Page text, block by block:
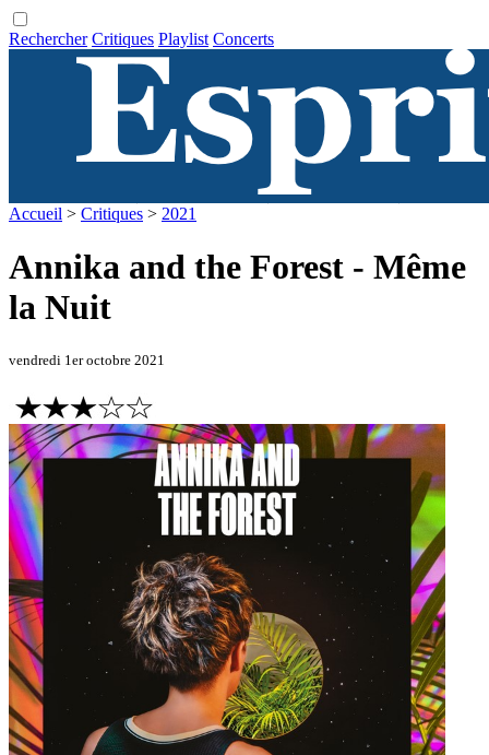
Rechercher Critiques Playlist Concerts
Accueil > Critiques > 2021
Annika and the Forest - Même
la Nuit
vendredi 1er octobre 2021